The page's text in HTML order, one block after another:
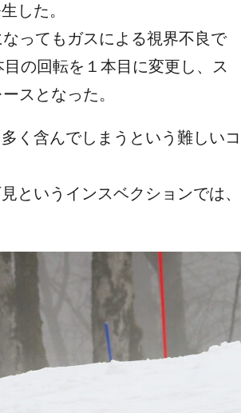
した。
ってもガスによる視界不良で
の回転を１本目に変更し、ス
スとなった。
く含んでしまうという難しいコ
というインスベクションでは、